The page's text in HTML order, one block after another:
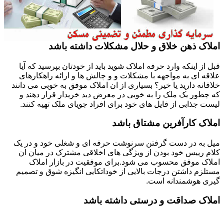
املاک ذهن خلاق و حلال مشکلات داشته باشد
قبل از اینکه وارد حرفه املاک شوید باید از خودتان بپرسید که آیا
علاقه ای به مواجهه با مشکلات و و چالش ها و ارائه راهکارهای
خلاقانه دارید یا خیر؟ بسیاری از ان املاک موفق به خوبی می دانند
که چطور یک ملک را به خوبی در معرض دید خریدار قرار دهند و
لیست جذابی از فایل های خود برای افراد جویای ملک تهیه کنند.
املاک کارآفرین مشتاق باشد
میل به در دست گرفتن سرنوشت حرفه ای و شغلی خود و در یک
کلام رییس خود بودن از ویژگی های اخلاقی مشترک در میان ان
املاک موفق محسوب می شود.برای موفقیت در بازار املاک
مستلزم داشتن درجات بالایی از خوداتکایی انگیزه شوق و تصمیم
گیری هوشمندانه است.
املاک صداقت و درستی داشته باشد